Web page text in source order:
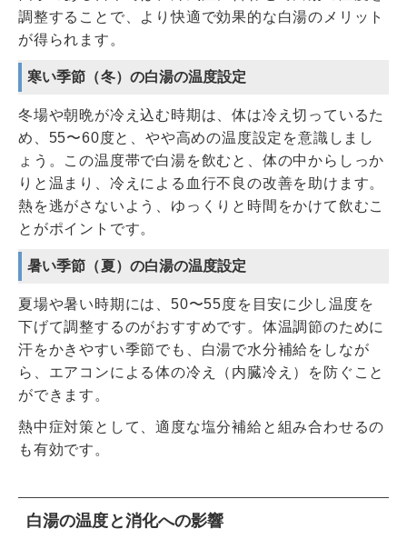
調整することで、より快適で効果的な白湯のメリット
が得られます。
寒い季節（冬）の白湯の温度設定
冬場や朝晩が冷え込む時期は、体は冷え切っているた
め、55〜60度と、やや高めの温度設定を意識しまし
ょう。この温度帯で白湯を飲むと、体の中からしっか
りと温まり、冷えによる血行不良の改善を助けます。
熱を逃がさないよう、ゆっくりと時間をかけて飲むこ
とがポイントです。
暑い季節（夏）の白湯の温度設定
夏場や暑い時期には、50〜55度を目安に少し温度を
下げて調整するのがおすすめです。体温調節のために
汗をかきやすい季節でも、白湯で水分補給をしなが
ら、エアコンによる体の冷え（内臓冷え）を防ぐこと
ができます。
熱中症対策として、適度な塩分補給と組み合わせるの
も有効です。
白湯の温度と消化への影響